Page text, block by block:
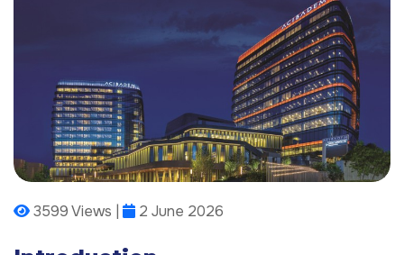
3599 Views | 2 June 2026